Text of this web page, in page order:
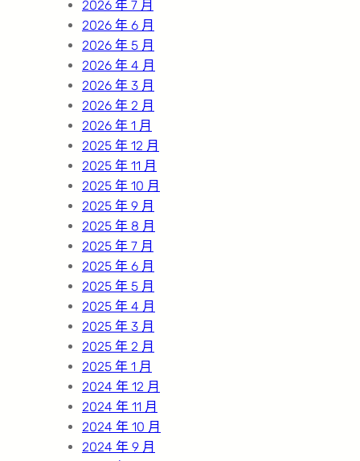
2026 年 7 月
2026 年 6 月
2026 年 5 月
2026 年 4 月
2026 年 3 月
2026 年 2 月
2026 年 1 月
2025 年 12 月
2025 年 11 月
2025 年 10 月
2025 年 9 月
2025 年 8 月
2025 年 7 月
2025 年 6 月
2025 年 5 月
2025 年 4 月
2025 年 3 月
2025 年 2 月
2025 年 1 月
2024 年 12 月
2024 年 11 月
2024 年 10 月
2024 年 9 月